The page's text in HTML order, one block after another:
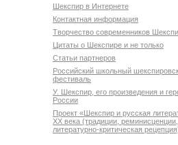
Шекспир в Интернете
Контактная информация
Творчество современников
Цитаты о Шекспире и не только
Статьи партнеров
Российский школьный
фестиваль
У. Шекспир, его произведения и
России
Проект «Шекспир и русская
XX века (традиции,
литературно-критическая